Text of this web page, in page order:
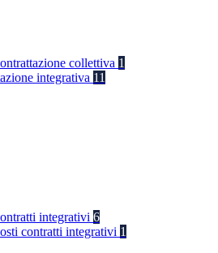
collettiva 1
integrativa 11
integrativi 6
contratti integrativi 1